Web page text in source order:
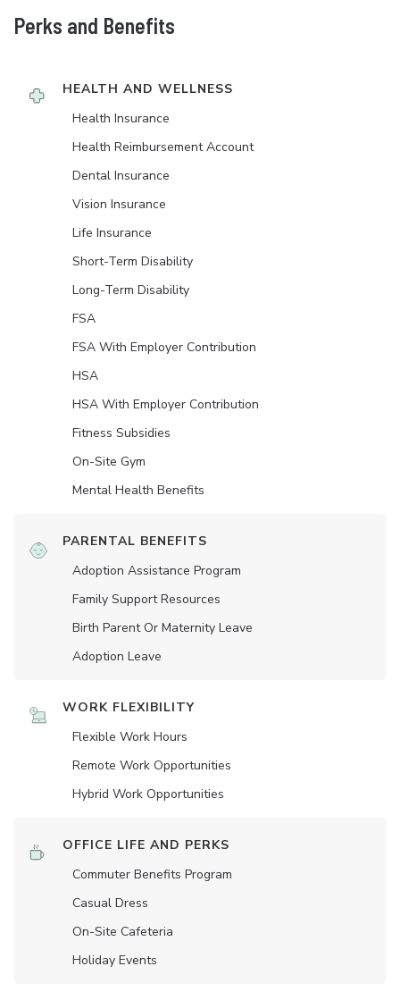
Perks and Benefits
HEALTH AND WELLNESS
Health Insurance
Health Reimbursement Account
Dental Insurance
Vision Insurance
Life Insurance
Short-Term Disability
Long-Term Disability
FSA
FSA With Employer Contribution
HSA
HSA With Employer Contribution
Fitness Subsidies
On-Site Gym
Mental Health Benefits
PARENTAL BENEFITS
Adoption Assistance Program
Family Support Resources
Birth Parent Or Maternity Leave
Adoption Leave
WORK FLEXIBILITY
Flexible Work Hours
Remote Work Opportunities
Hybrid Work Opportunities
OFFICE LIFE AND PERKS
Commuter Benefits Program
Casual Dress
On-Site Cafeteria
Holiday Events